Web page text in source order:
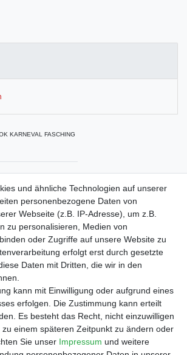
KARNEVAL FASCHING
und ähnliche Technologien auf unserer
personenbezogene Daten von
Webseite (z.B. IP-Adresse), um z.B.
zu personalisieren, Medien von
oder Zugriffe auf unsere Website zu
erfolgt erst durch gesetzte
Daten mit Dritten, die wir in den
kann mit Einwilligung oder aufgrund eines
erfolgen. Die Zustimmung kann erteilt
Es besteht das Recht, nicht einzuwilligen
zu einem späteren Zeitpunkt zu ändern oder
Sie unser Impressum und weitere